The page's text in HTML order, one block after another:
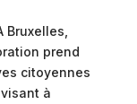
Bruxelles,
prend
citoyennes
à